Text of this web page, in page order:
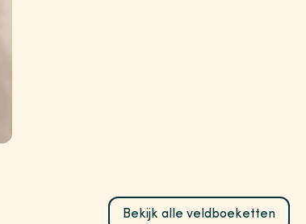
Bekijk alle veldboeketten